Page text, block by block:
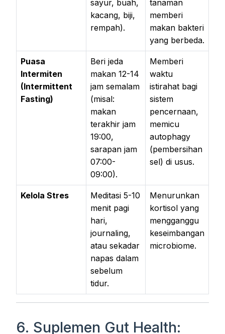
sayur, buah,
kacang, biji,
rempah).
tanaman
memberi
makan bakteri
yang berbeda.
Puasa
Intermiten
(Intermittent
Fasting)
Beri jeda
makan 12-14
jam semalam
(misal:
makan
terakhir jam
19:00,
sarapan jam
07:00-
09:00).
Memberi
waktu
istirahat bagi
sistem
pencernaan,
memicu
autophagy
(pembersihan
sel) di usus.
Kelola Stres
Meditasi 5-10
menit pagi
hari,
journaling,
atau sekadar
napas dalam
sebelum
tidur.
Menurunkan
kortisol yang
mengganggu
keseimbangan
microbiome.
6. Suplemen Gut Health: